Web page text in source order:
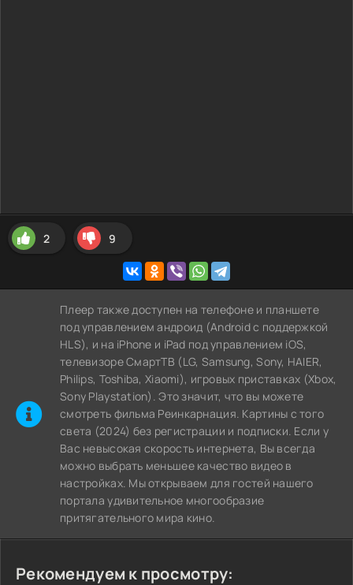
2 9
Плеер также доступен на телефоне и планшете
под управлением андроид (Android с поддержкой
HLS), и на iPhone и iPad под управлением iOS,
телевизоре СмартТВ (LG, Samsung, Sony, HAIER,
Philips, Toshiba, Xiaomi), игровых приставках (Xbox,
Sony Playstation). Это значит, что вы можете
cмотреть фильма Реинкарнация. Картины с того
света (2024) без регистрации и подписки. Если у
Вас невысокая скорость интернета, Вы всегда
можно выбрать меньшее качество видео в
настройках. Мы открываем для гостей нашего
портала удивительное многообразие
притягательного мира кино.
Рекомендуем к просмотру: